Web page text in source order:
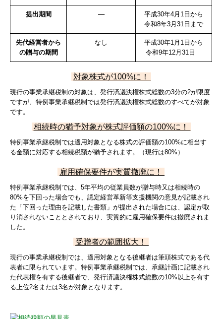
提出期間 ―
平成30年4月1日から
令和8年3月31日まで
先代経営者から
の贈与の期間
なし
平成30年1月1日から
令和9年12月31日
対象株式が100%に！
現行の事業承継税制の対象は、発行済議決権株式総数の3分の2が限度
ですが、特例事業承継税制では発行済議決権株式総数のすべてが対象
です。
相続時の猶予対象が株式評価額の100%に！
特例事業承継税制では適用対象となる株式の評価額の100%に相当す
る金額に対応する相続税額が猶予されます。（現行は80%）
雇用確保要件が実質撤廃に！
特例事業承継税制では、5年平均の従業員数が贈与時又は相続時の
80%を下回った場合でも、認定経営革新等支援機関の意見が記載され
た「下回った理由を記載した書類」が提出された場合には、認定が取
り消されないこととされており、実質的に雇用確保要件は撤廃されま
した。
受贈者の範囲拡大！
現行の事業承継税制では、適用対象となる後継者は筆頭株式である代
表者に限られています。特例事業承継税制では、承継計画に記載され
た代表権を有する後継者で、発行済議決権株式総数の10%以上を有す
る上位2名または3名が対象となります。